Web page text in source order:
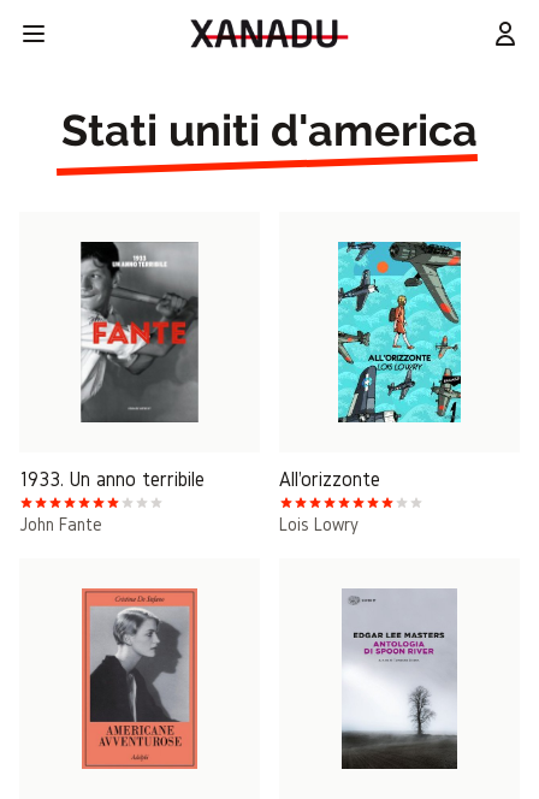
Stati uniti d'america
1933. Un anno terribile
John Fante
All'orizzonte
Lois Lowry